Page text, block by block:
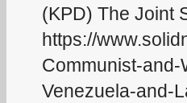
(KPD) The Joint
https://
Communist-
Venezuela-and-